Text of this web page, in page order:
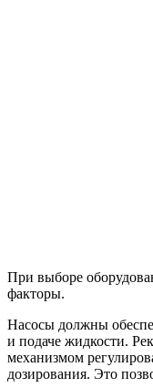
При выборе
факторы.
Насосы должны
и подаче жидкости.
механизмом
дозирования. Это